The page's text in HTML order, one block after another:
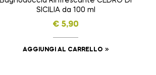
SICILIA da 100 ml
€ 5,90
AGGIUNGI AL CARRELLO